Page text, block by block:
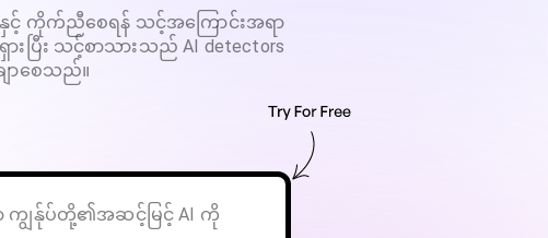
ကိုက်ညီစေရန် သင့်အကြောင်းအရာ
ပြီး သင့်စာသားသည် AI detectors
ျာစေသည်။
ကျွန်ုပ်တို့၏အဆင့်မြင့် AI ကို